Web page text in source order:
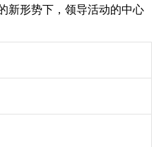
新形势下，领导活动的中心